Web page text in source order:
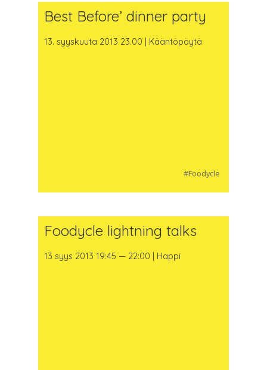
Best Before’ dinner party
13. syyskuuta 2013 23.00 | Kääntöpöytä
#Foodycle
Foodycle lightning talks
13 syys 2013 19:45 — 22:00 | Happi